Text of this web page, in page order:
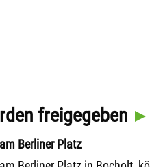
freigegeben
Berliner Platz